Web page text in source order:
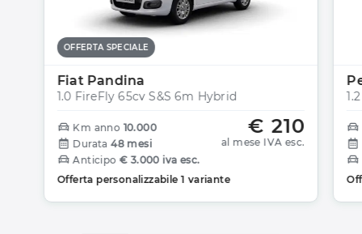
OFFERTA SPECIALE
Fiat Pandina
1.0 FireFly 65cv S&S 6m Hybrid
€ 210
al mese IVA esc.
Km anno 10.000
Durata 48 mesi
Anticipo € 3.000 iva esc.
Offerta personalizzabile 1 variante